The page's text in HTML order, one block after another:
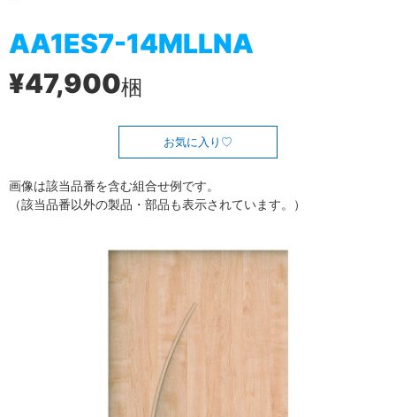
AA1ES7-14MLLNA
¥47,900梱
お気に入り
画像は該当品番を含む組合せ例です。
（該当品番以外の製品・部品も表示されています。）